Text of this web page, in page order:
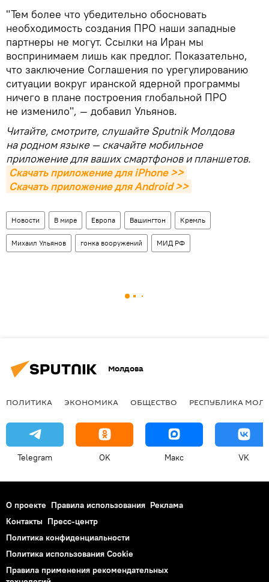
"Тем более что убедительно обосновать
необходимость создания ПРО наши западные
партнеры не могут. Ссылки на Иран мы
воспринимаем лишь как предлог. Показательно,
что заключение Соглашения по урегулированию
ситуации вокруг иранской ядерной программы
ничего в плане построения глобальной ПРО
не изменило", — добавил Ульянов.
Читайте, смотрите, слушайте Sputnik Молдова
на родном языке — скачайте мобильное
приложение для ваших смартфонов и планшетов.
Скачать приложение для iPhone >>
Скачать приложение для Android >>
Новости В мире Европа Вашингтон Кремль
Михаил Ульянов гонка вооружений МИД РФ
Молдова
ПОЛИТИКА ЭКОНОМИКА ОБЩЕСТВО РЕСПУБЛИКА
Telegram OK Макс VK
О проекте Правила использования Реклама
Контакты Пресс-центр
Политика конфиденциальности
Политика использования Cookie
Правила применения рекомендательных